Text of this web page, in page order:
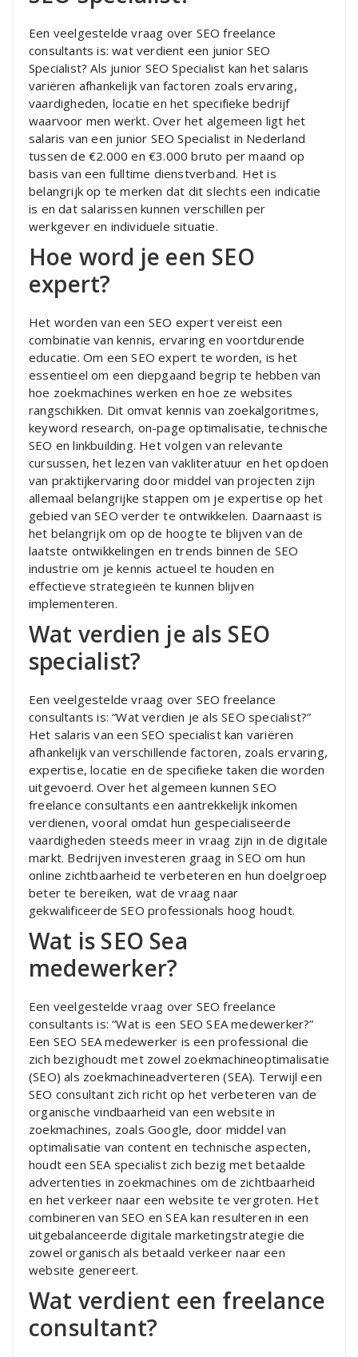
Een veelgestelde vraag over SEO freelance
consultants is: wat verdient een junior SEO
Specialist? Als junior SEO Specialist kan het salaris
variëren afhankelijk van factoren zoals ervaring,
vaardigheden, locatie en het specifieke bedrijf
waarvoor men werkt. Over het algemeen ligt het
salaris van een junior SEO Specialist in Nederland
tussen de €2.000 en €3.000 bruto per maand op
basis van een fulltime dienstverband. Het is
belangrijk op te merken dat dit slechts een indicatie
is en dat salarissen kunnen verschillen per
werkgever en individuele situatie.
Hoe word je een SEO
expert?
Het worden van een SEO expert vereist een
combinatie van kennis, ervaring en voortdurende
educatie. Om een SEO expert te worden, is het
essentieel om een diepgaand begrip te hebben van
hoe zoekmachines werken en hoe ze websites
rangschikken. Dit omvat kennis van zoekalgoritmes,
keyword research, on-page optimalisatie, technische
SEO en linkbuilding. Het volgen van relevante
cursussen, het lezen van vakliteratuur en het opdoen
van praktijkervaring door middel van projecten zijn
allemaal belangrijke stappen om je expertise op het
gebied van SEO verder te ontwikkelen. Daarnaast is
het belangrijk om op de hoogte te blijven van de
laatste ontwikkelingen en trends binnen de SEO
industrie om je kennis actueel te houden en
effectieve strategieën te kunnen blijven
implementeren.
Wat verdien je als SEO
specialist?
Een veelgestelde vraag over SEO freelance
consultants is: “Wat verdien je als SEO specialist?”
Het salaris van een SEO specialist kan variëren
afhankelijk van verschillende factoren, zoals ervaring,
expertise, locatie en de specifieke taken die worden
uitgevoerd. Over het algemeen kunnen SEO
freelance consultants een aantrekkelijk inkomen
verdienen, vooral omdat hun gespecialiseerde
vaardigheden steeds meer in vraag zijn in de digitale
markt. Bedrijven investeren graag in SEO om hun
online zichtbaarheid te verbeteren en hun doelgroep
beter te bereiken, wat de vraag naar
gekwalificeerde SEO professionals hoog houdt.
Wat is SEO Sea
medewerker?
Een veelgestelde vraag over SEO freelance
consultants is: “Wat is een SEO SEA medewerker?”
Een SEO SEA medewerker is een professional die
zich bezighoudt met zowel zoekmachineoptimalisatie
(SEO) als zoekmachineadverteren (SEA). Terwijl een
SEO consultant zich richt op het verbeteren van de
organische vindbaarheid van een website in
zoekmachines, zoals Google, door middel van
optimalisatie van content en technische aspecten,
houdt een SEA specialist zich bezig met betaalde
advertenties in zoekmachines om de zichtbaarheid
en het verkeer naar een website te vergroten. Het
combineren van SEO en SEA kan resulteren in een
uitgebalanceerde digitale marketingstrategie die
zowel organisch als betaald verkeer naar een
website genereert.
Wat verdient een freelance
consultant?